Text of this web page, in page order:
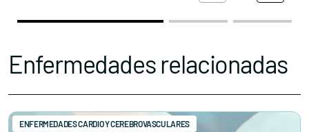
Enfermedades relacionadas
ENFERMEDADES CARDIO Y CEREBROVASCULARES